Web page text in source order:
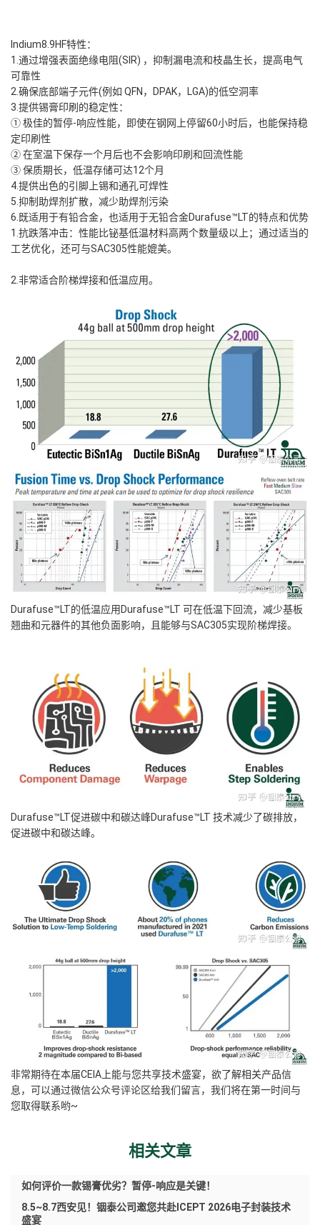
Indium8.9HF特性：
1.通过增强表面绝缘电阻(SIR) ，抑制漏电流和枝晶生长，提高电气
可靠性
2.确保底部端子元件(例如 QFN，DPAK，LGA)的低空洞率
3.提供锡膏印刷的稳定性：
① 极佳的暂停-响应性能，即使在钢网上停留60小时后，也能保持稳
定印刷性
② 在室温下保存一个月后也不会影响印刷和回流性能
③ 保质期长，低温存储可达12个月
4.提供出色的引脚上锡和通孔可焊性
5.抑制助焊剂扩散，减少助焊剂污染
6.既适用于有铅合金，也适用于无铅合金Durafuse™LT的特点和优势
1.抗跌落冲击：性能比铋基低温材料高两个数量级以上；通过适当的
工艺优化，还可与SAC305性能媲美。
2.非常适合阶梯焊接和低温应用。
Durafuse™LT的低温应用Durafuse™LT 可在低温下回流，减少基板
翘曲和元器件的其他负面影响，且能够与SAC305实现阶梯焊接。
Durafuse™LT促进碳中和碳达峰Durafuse™LT 技术减少了碳排放，
促进碳中和碳达峰。
非常期待在本届CEIA上能与您共享技术盛宴，欲了解相关产品信
息，可以通过微信公众号评论区给我们留言，我们将在第一时间与
您取得联系哟~
相关文章
如何评价一款锡膏优劣？暂停-响应是关键！
8.5~8.7西安见！铟泰公司邀您共赴ICEPT 2026电子封装技术
盛宴